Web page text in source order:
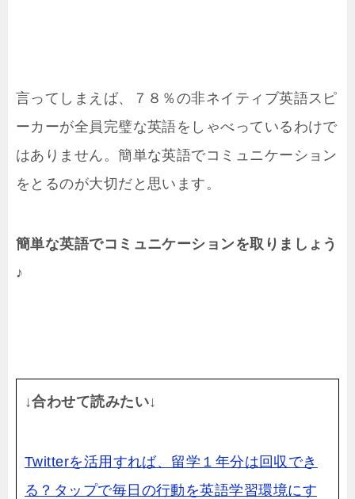
言ってしまえば、７８％の非ネイティブ英語スピ
ーカーが全員完璧な英語をしゃべっているわけで
はありません。簡単な英語でコミュニケーション
をとるのが大切だと思います。
簡単な英語でコミュニケーションを取りましょう
♪
↓合わせて読みたい↓
Twitterを活用すれば、留学１年分は回収でき
る？タップで毎日の行動を英語学習環境にす